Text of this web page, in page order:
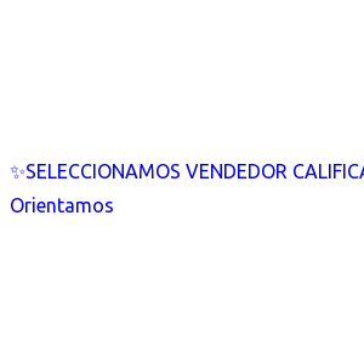
✨SELECCIONAMOS VENDEDOR
Orientamos